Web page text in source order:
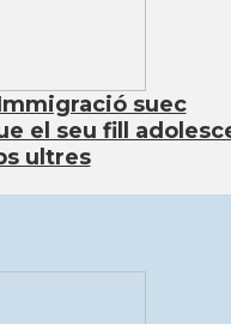
suec
el seu fill
ultres